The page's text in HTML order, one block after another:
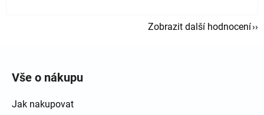
Zobrazit další hodnocení
Vše o nákupu
Jak nakupovat